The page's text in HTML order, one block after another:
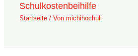
Schulkostenbeihilfe
Startseite / Vonmichihochuli